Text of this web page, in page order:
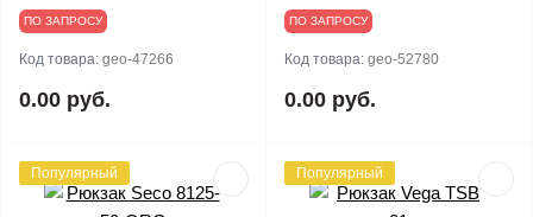
ПО ЗАПРОСУ
Код товара: geo-47266
0.00 руб.
ПО ЗАПРОСУ
Код товара: geo-52780
0.00 руб.
Популярный Популярный